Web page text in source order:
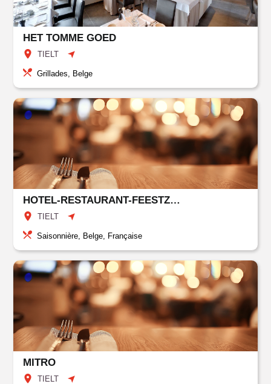
HET TOMME GOED
TIELT
Grillades, Belge
HOTEL-RESTAURANT-FEESTZAAL EL PARADOR
TIELT
Saisonnière, Belge, Française
MITRO
TIELT